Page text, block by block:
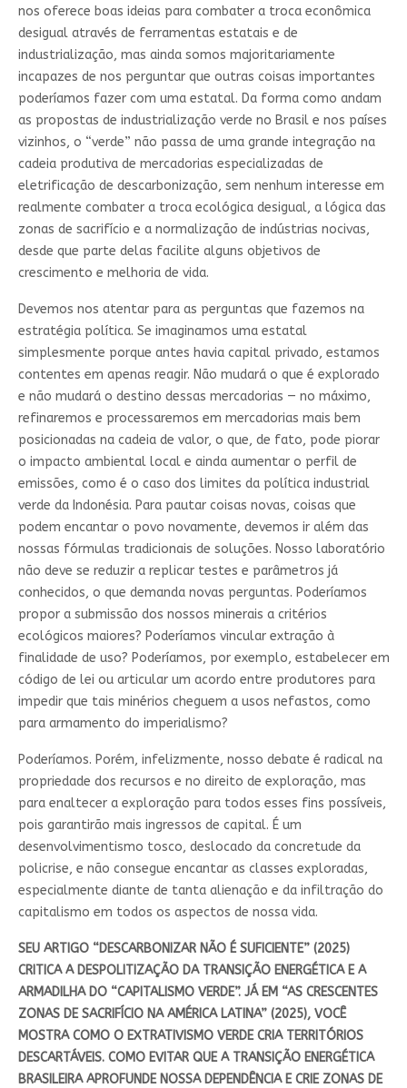
nos oferece boas ideias para combater a troca econômica
desigual através de ferramentas estatais e de
industrialização, mas ainda somos majoritariamente
incapazes de nos perguntar que outras coisas importantes
poderíamos fazer com uma estatal. Da forma como andam
as propostas de industrialização verde no Brasil e nos países
vizinhos, o “verde” não passa de uma grande integração na
cadeia produtiva de mercadorias especializadas de
eletrificação de descarbonização, sem nenhum interesse em
realmente combater a troca ecológica desigual, a lógica das
zonas de sacrifício e a normalização de indústrias nocivas,
desde que parte delas facilite alguns objetivos de
crescimento e melhoria de vida.
Devemos nos atentar para as perguntas que fazemos na
estratégia política. Se imaginamos uma estatal
simplesmente porque antes havia capital privado, estamos
contentes em apenas reagir. Não mudará o que é explorado
e não mudará o destino dessas mercadorias — no máximo,
refinaremos e processaremos em mercadorias mais bem
posicionadas na cadeia de valor, o que, de fato, pode piorar
o impacto ambiental local e ainda aumentar o perfil de
emissões, como é o caso dos limites da política industrial
verde da Indonésia. Para pautar coisas novas, coisas que
podem encantar o povo novamente, devemos ir além das
nossas fórmulas tradicionais de soluções. Nosso laboratório
não deve se reduzir a replicar testes e parâmetros já
conhecidos, o que demanda novas perguntas. Poderíamos
propor a submissão dos nossos minerais a critérios
ecológicos maiores? Poderíamos vincular extração à
finalidade de uso? Poderíamos, por exemplo, estabelecer em
código de lei ou articular um acordo entre produtores para
impedir que tais minérios cheguem a usos nefastos, como
para armamento do imperialismo?
Poderíamos. Porém, infelizmente, nosso debate é radical na
propriedade dos recursos e no direito de exploração, mas
para enaltecer a exploração para todos esses fins possíveis,
pois garantirão mais ingressos de capital. É um
desenvolvimentismo tosco, deslocado da concretude da
policrise, e não consegue encantar as classes exploradas,
especialmente diante de tanta alienação e da infiltração do
capitalismo em todos os aspectos de nossa vida.
SEU ARTIGO “DESCARBONIZAR NÃO É SUFICIENTE” (2025)
CRITICA A DESPOLITIZAÇÃO DA TRANSIÇÃO ENERGÉTICA E A
ARMADILHA DO “CAPITALISMO VERDE”. JÁ EM “AS CRESCENTES
ZONAS DE SACRIFÍCIO NA AMÉRICA LATINA” (2025), VOCÊ
MOSTRA COMO O EXTRATIVISMO VERDE CRIA TERRITÓRIOS
DESCARTÁVEIS. COMO EVITAR QUE A TRANSIÇÃO ENERGÉTICA
BRASILEIRA APROFUNDE NOSSA DEPENDÊNCIA E CRIE ZONAS DE